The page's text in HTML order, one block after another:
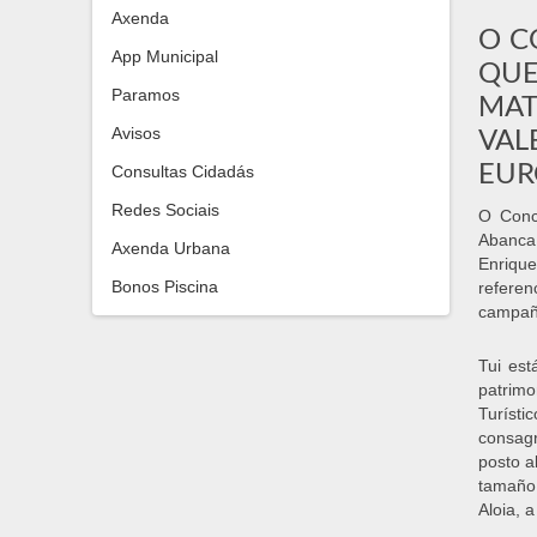
Axenda
App Municipal
Paramos
Avisos
Consultas Cidadás
Redes Sociais
Axenda Urbana
Bonos Piscina
O
O
Tui
posto
Aloia,